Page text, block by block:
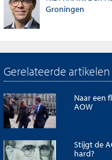
Groningen
Gerelateerde artikelen
Naar een
AOW
Stijgt de
hard?